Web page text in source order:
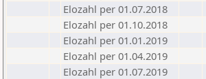
Elozahl per 01.07.2018
Elozahl per 01.10.2018
Elozahl per 01.01.2019
Elozahl per 01.04.2019
Elozahl per 01.07.2019